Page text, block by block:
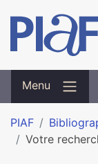
Menu
PIAF
Votre